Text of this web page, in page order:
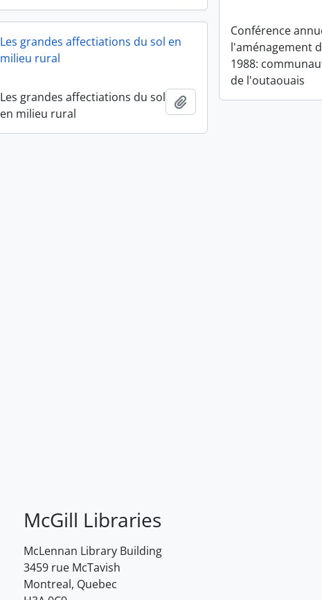
Conférence
l'aménagement
1988:
de l'outaouais
Les grandes affectiations du sol en
milieu rural
Les grandes affectiations du sol
en milieu rural
Add to clipboard
McGill Libraries
McLennan Library Building
3459 rue McTavish
Montreal, Quebec